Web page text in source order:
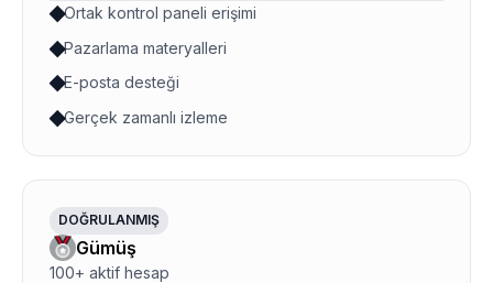
Ortak kontrol paneli erişimi
Pazarlama materyalleri
E-posta desteği
Gerçek zamanlı izleme
DOĞRULANMIŞ
Gümüş
100+ aktif hesap